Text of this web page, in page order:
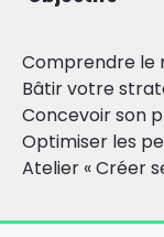
Comprendre le
Bâtir votre
Concevoir son
Optimiser les
Atelier « Créer